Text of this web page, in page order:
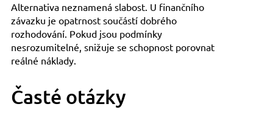
Alternativa neznamená slabost. U finančního
závazku je opatrnost součástí dobrého
rozhodování. Pokud jsou podmínky
nesrozumitelné, snižuje se schopnost porovnat
reálné náklady.
Časté otázky